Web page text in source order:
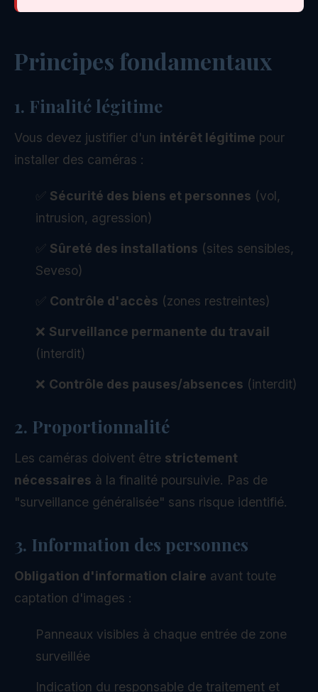
Principes fondamentaux
1. Finalité légitime
Vous devez justifier d'un intérêt légitime pour
installer des caméras :
✅ Sécurité des biens et personnes (vol,
intrusion, agression)
✅ Sûreté des installations (sites sensibles,
Seveso)
✅ Contrôle d'accès (zones restreintes)
❌ Surveillance permanente du travail
(interdit)
❌ Contrôle des pauses/absences (interdit)
2. Proportionnalité
Les caméras doivent être strictement
nécessaires à la finalité poursuivie. Pas de
"surveillance généralisée" sans risque identifié.
3. Information des personnes
Obligation d'information claire avant toute
captation d'images :
Panneaux visibles à chaque entrée de zone
surveillée
Indication du responsable de traitement et